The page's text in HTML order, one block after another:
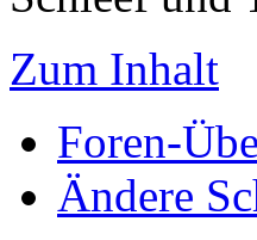
Zum Inhalt
Foren-
Ändere